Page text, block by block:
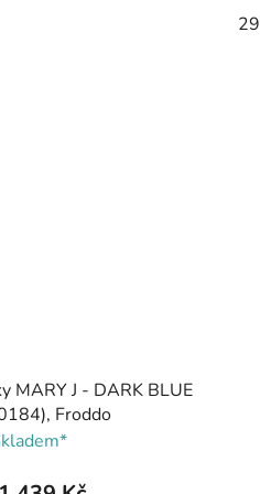
29
MARY J - DARK BLUE
Froddo